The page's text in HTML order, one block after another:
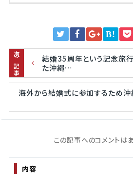
B!
次の記事
結婚35周年という記念旅
た沖縄…
海外から結婚式に参加するため
この記事へのコメントは
内容